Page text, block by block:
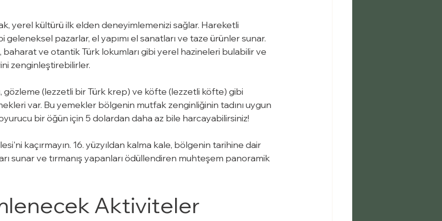
yerel kültürü ilk elden deneyimlemenizi sağlar. Hareketli
geleneksel pazarlar, el yapımı el sanatları ve taze ürünler sunar.
baharat ve otantik Türk lokumları gibi yerel hazineleri bulabilir ve
zenginleştirebilirler.
gözleme (lezzetli bir Türk krep) ve köfte (lezzetli köfte) gibi
var. Bu yemekler bölgenin mutfak zenginliğinin tadını uygun
bir öğün için 5 dolardan daha az bile harcayabilirsiniz!
kaçırmayın. 16. yüzyıldan kalma kale, bölgenin tarihine dair
sunar ve tırmanış yapanları ödüllendiren muhteşem panoramik
Aktiviteler